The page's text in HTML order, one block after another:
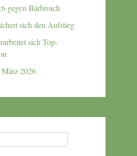
gegen Bärbroich
sich den Aufstieg
sich Top-
2026